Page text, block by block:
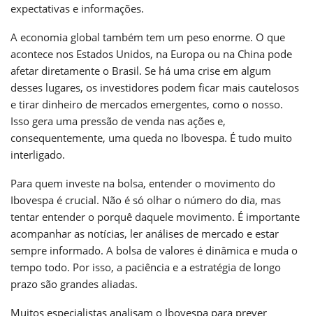
expectativas e informações.
A economia global também tem um peso enorme. O que
acontece nos Estados Unidos, na Europa ou na China pode
afetar diretamente o Brasil. Se há uma crise em algum
desses lugares, os investidores podem ficar mais cautelosos
e tirar dinheiro de mercados emergentes, como o nosso.
Isso gera uma pressão de venda nas ações e,
consequentemente, uma queda no Ibovespa. É tudo muito
interligado.
Para quem investe na bolsa, entender o movimento do
Ibovespa é crucial. Não é só olhar o número do dia, mas
tentar entender o porquê daquele movimento. É importante
acompanhar as notícias, ler análises de mercado e estar
sempre informado. A bolsa de valores é dinâmica e muda o
tempo todo. Por isso, a paciência e a estratégia de longo
prazo são grandes aliadas.
Muitos especialistas analisam o Ibovespa para prever